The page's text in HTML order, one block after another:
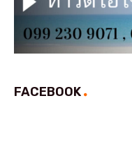
FACEBOOK